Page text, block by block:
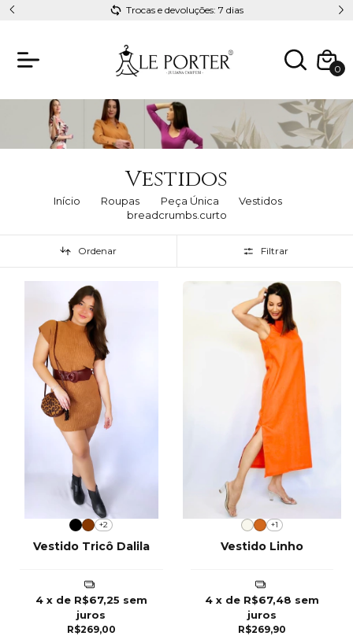
Esteja sempre linda com Le Porter
0
Vestidos
Início Roupas Peça Única
Vestidos
breadcrumbs.curto
Ordenar Filtrar
+2
Vestido Tricô Dalila
R$269,00
4 x de R$67,25 sem
juros
+1
Vestido Linho
R$269,90
4 x de R$67,48 sem
juros